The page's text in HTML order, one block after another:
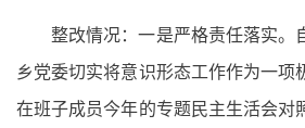
整改情况：一是严格责任落实。
乡党委切实将意识形态工作作为一项
在班子成员今年的专题民主生活会对